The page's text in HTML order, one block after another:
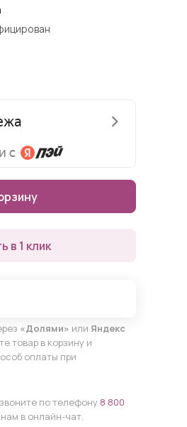
в 1 клик
«Долями» или Яндекс
товар в корзину и
оплаты при
по телефону 8 800
в онлайн-чат.